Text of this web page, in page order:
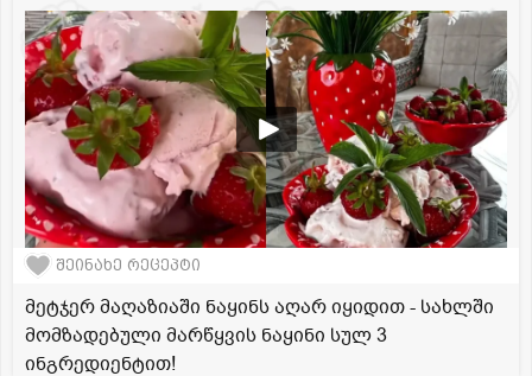
შეინახე რეცეპტი
მეტჯერ მაღაზიაში ნაყინს აღარ იყიდით - სახლში
მომზადებული მარწყვის ნაყინი სულ 3
ინგრედიენტით!